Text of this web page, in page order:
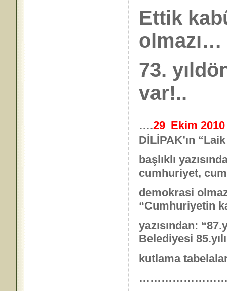
Ettik
olmazı…
73.
var!..
….29 Ekim
DİLİPAK’ın
başlıklı
cumhuriyet,
demokrasi
“Cumhuriyetin
yazısından:
Belediyesi 85.yılı
kutlama